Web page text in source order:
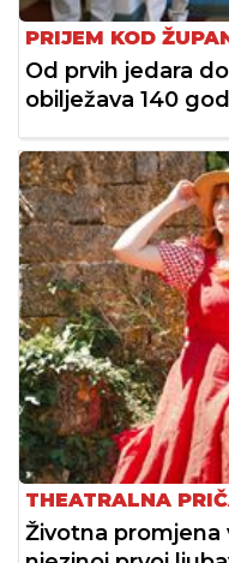
PRIJEM KOD
Od prvih jedara
obilježava 140
THEATRALNA
Životna promjena